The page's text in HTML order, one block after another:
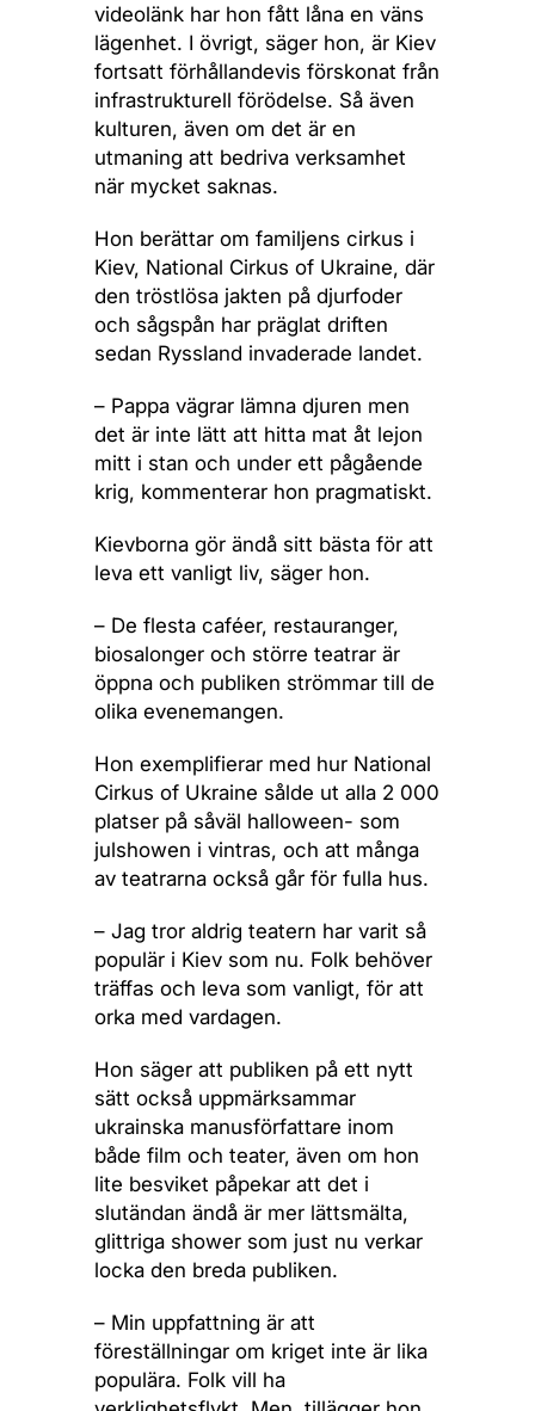
videolänk har hon fått låna en väns
lägenhet. I övrigt, säger hon, är Kiev
fortsatt förhållandevis förskonat från
infrastrukturell förödelse. Så även
kulturen, även om det är en
utmaning att bedriva verksamhet
när mycket saknas.
Hon berättar om familjens cirkus i
Kiev, National Cirkus of Ukraine, där
den tröstlösa jakten på djurfoder
och sågspån har präglat driften
sedan Ryssland invaderade landet.
– Pappa vägrar lämna djuren men
det är inte lätt att hitta mat åt lejon
mitt i stan och under ett pågående
krig, kommenterar hon pragmatiskt.
Kievborna gör ändå sitt bästa för att
leva ett vanligt liv, säger hon.
– De flesta caféer, restauranger,
biosalonger och större teatrar är
öppna och publiken strömmar till de
olika evenemangen.
Hon exemplifierar med hur National
Cirkus of Ukraine sålde ut alla 2 000
platser på såväl halloween- som
julshowen i vintras, och att många
av teatrarna också går för fulla hus.
– Jag tror aldrig teatern har varit så
populär i Kiev som nu. Folk behöver
träffas och leva som vanligt, för att
orka med vardagen.
Hon säger att publiken på ett nytt
sätt också uppmärksammar
ukrainska manusförfattare inom
både film och teater, även om hon
lite besviket påpekar att det i
slutändan ändå är mer lättsmälta,
glittriga shower som just nu verkar
locka den breda publiken.
– Min uppfattning är att
föreställningar om kriget inte är lika
populära. Folk vill ha